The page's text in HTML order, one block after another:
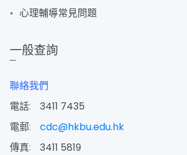
心理輔導常見問題
一般查詢
聯絡我們
電話:
3411 7435
電郵:
cdc@hkbu.edu.hk
傳真:
3411 5819